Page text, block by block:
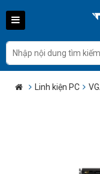
Linh kiện PC